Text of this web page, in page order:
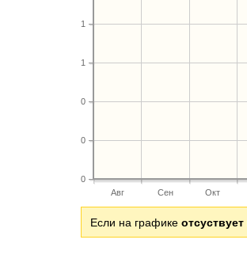
Авг Сен Окт
0
0
0
1
1
Если на графикеотсуствует